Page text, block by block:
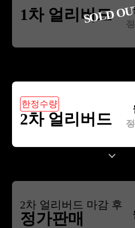
1차 얼리버드
SOLD
한정수량
2차 얼리버드
2차 얼리버드 마감 후
정가판매